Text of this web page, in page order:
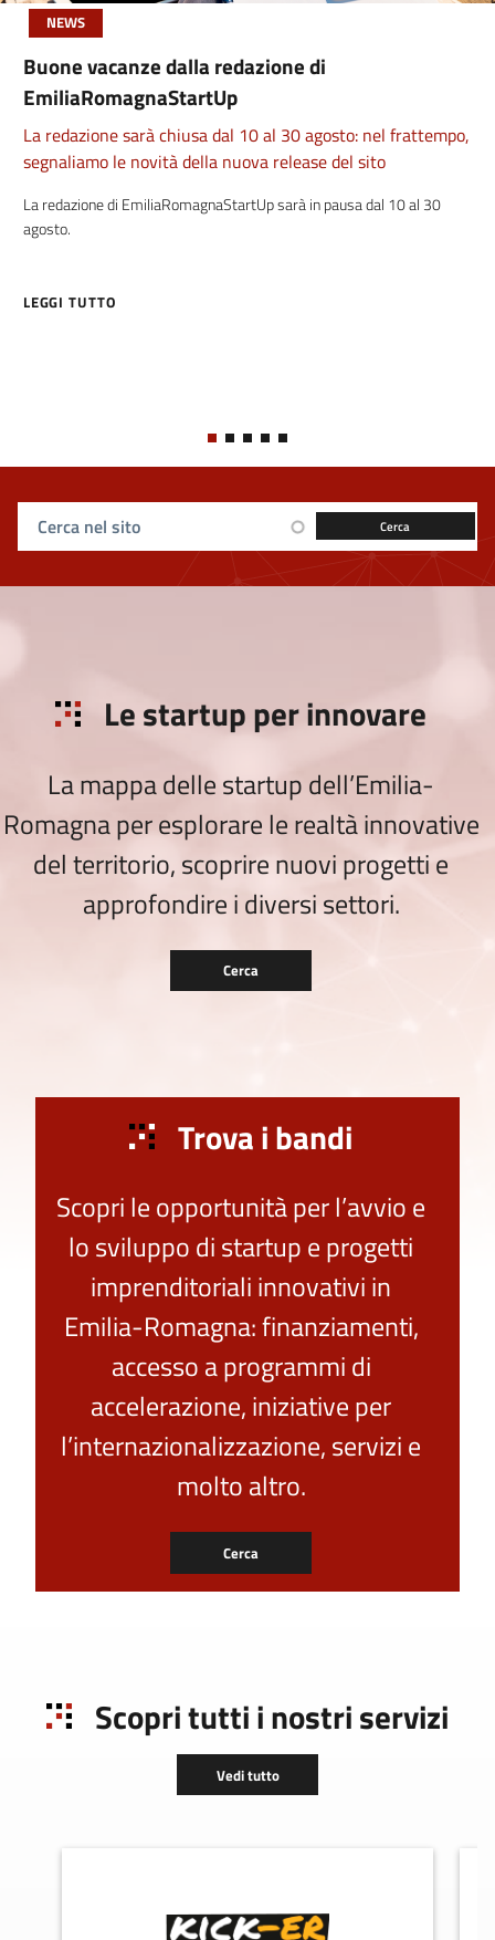
NEWS
Buone vacanze dalla redazione di
EmiliaRomagnaStartUp
La redazione sarà chiusa dal 10 al 30 agosto: nel frattempo,
segnaliamo le novità della nuova release del sito
La redazione di EmiliaRomagnaStartUp sarà in pausa dal 10 al 30
agosto.
LEGGI TUTTO
ABOUT BUONE VACANZE DALLA REDAZIONE DI
Ricerca sul sito
Le startup per innovare
La mappa delle startup dell’Emilia-
Romagna per esplorare le realtà innovative
del territorio, scoprire nuovi progetti e
approfondire i diversi settori.
Cerca
Trova i bandi
Scopri le opportunità per l’avvio e
lo sviluppo di startup e progetti
imprenditoriali innovativi in
Emilia-Romagna: finanziamenti,
accesso a programmi di
accelerazione, iniziative per
l’internazionalizzazione, servizi e
molto altro.
Cerca
Scopri tutti i nostri servizi
Vedi tutto